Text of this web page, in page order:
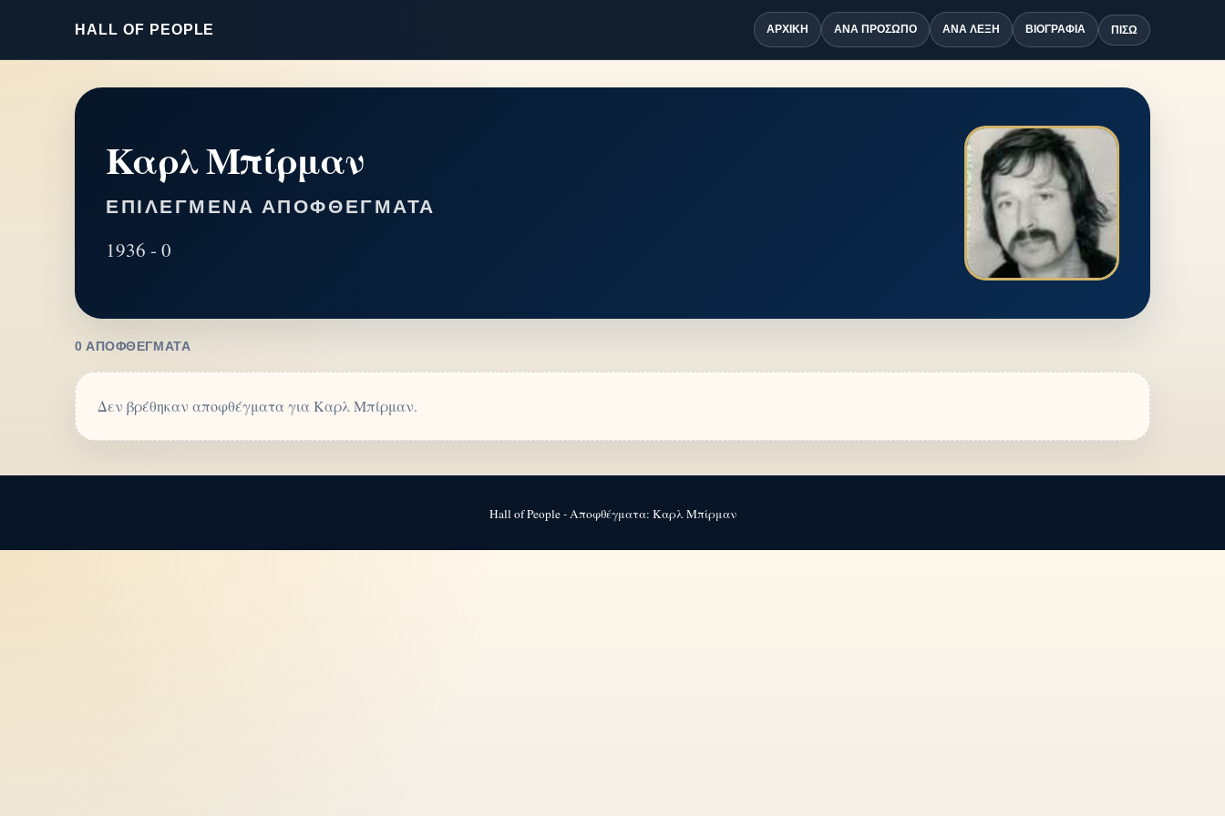
HALL OF PEOPLE ΑΡΧΙΚΉ ΑΝΆ ΠΡΌΣΩΠΟ ΑΝΆ ΛΈΞΗ ΒΙΟΓΡΑΦΊΑ ΠΊΣΩ
Καρλ Μπίρμαν
ΕΠΙΛΕΓΜΈΝΑ ΑΠΟΦΘΈΓΜΑΤΑ
1936 - 0
0 ΑΠΟΦΘΈΓΜΑΤΑ
Δεν βρέθηκαν αποφθέγματα για Καρλ Μπίρμαν.
Hall of People - Αποφθέγματα: Καρλ Μπίρμαν